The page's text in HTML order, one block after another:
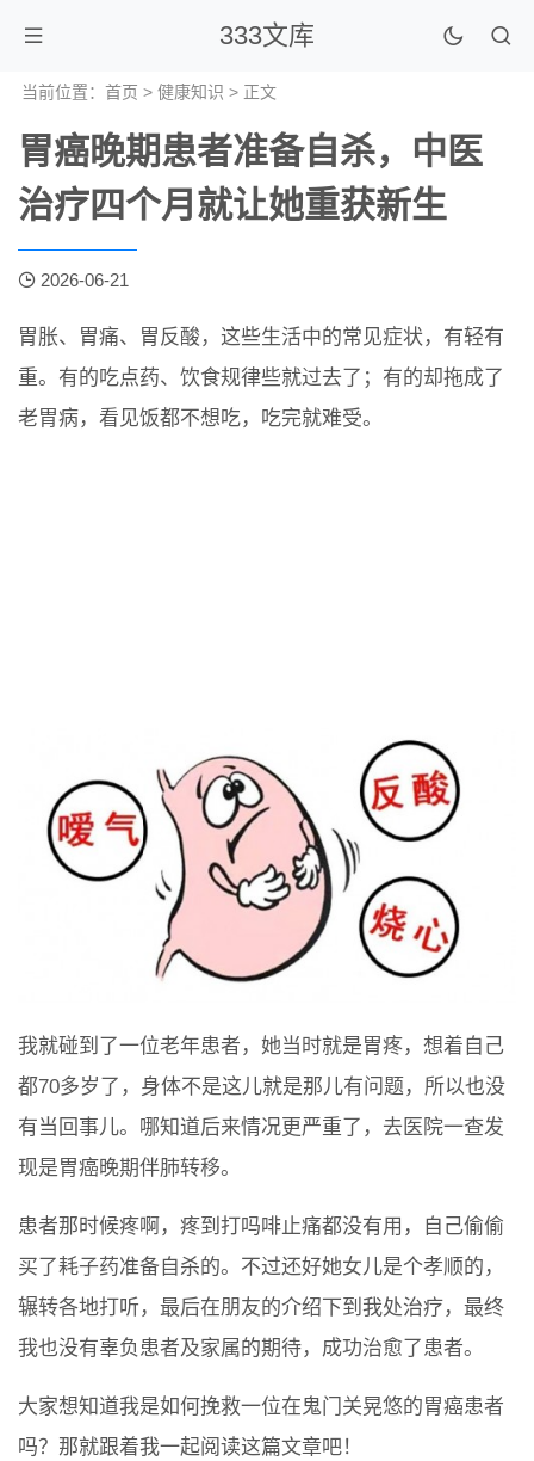
333文库
当前位置： 首页 > 健康知识 > 正文
胃癌晚期患者准备自杀，中医
治疗四个月就让她重获新生
2026-06-21
胃胀、胃痛、胃反酸，这些生活中的常见症状，有轻有
重。有的吃点药、饮食规律些就过去了；有的却拖成了
老胃病，看见饭都不想吃，吃完就难受。
我就碰到了一位老年患者，她当时就是胃疼，想着自己
都70多岁了，身体不是这儿就是那儿有问题，所以也没
有当回事儿。哪知道后来情况更严重了，去医院一查发
现是胃癌晚期伴肺转移。
患者那时候疼啊，疼到打吗啡止痛都没有用，自己偷偷
买了耗子药准备自杀的。不过还好她女儿是个孝顺的，
辗转各地打听，最后在朋友的介绍下到我处治疗，最终
我也没有辜负患者及家属的期待，成功治愈了患者。
大家想知道我是如何挽救一位在鬼门关晃悠的胃癌患者
吗？那就跟着我一起阅读这篇文章吧！